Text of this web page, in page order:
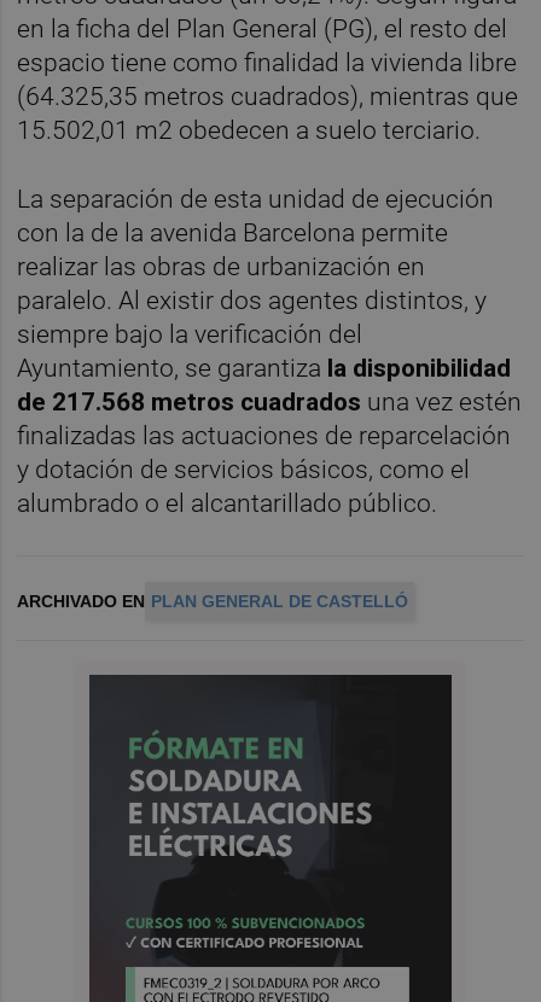
en la ficha del Plan General (PG), el resto del
espacio tiene como finalidad la vivienda libre
(64.325,35 metros cuadrados), mientras que
15.502,01 m2 obedecen a suelo terciario.
La separación de esta unidad de ejecución
con la de la avenida Barcelona permite
realizar las obras de urbanización en
paralelo. Al existir dos agentes distintos, y
siempre bajo la verificación del
Ayuntamiento, se garantiza la disponibilidad
de 217.568 metros cuadrados una vez estén
finalizadas las actuaciones de reparcelación
y dotación de servicios básicos, como el
alumbrado o el alcantarillado público.
ARCHIVADO EN PLAN GENERAL DE CASTELLÓ